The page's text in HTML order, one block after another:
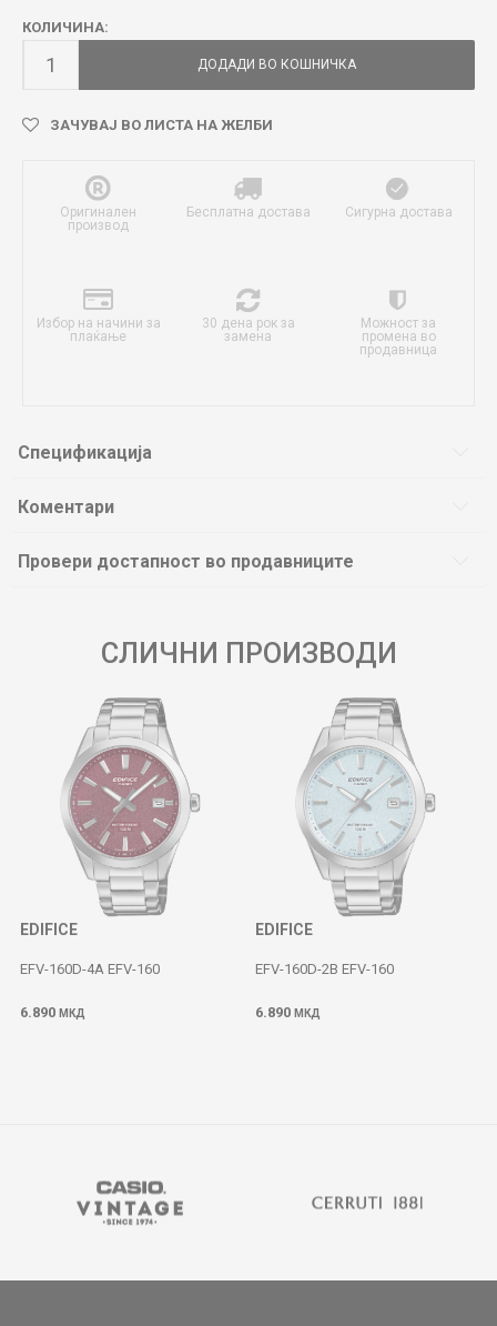
КОЛИЧИНА:
ДОДАДИ ВО КОШНИЧКА
ЗАЧУВАЈ ВО ЛИСТА НА ЖЕЛБИ
Оригинален
производ
Бесплатна достава Сигурна достава
Избор на начини за
плаќање
30 дена рок за
замена
Можност за
промена во
продавница
Спецификација
Коментари
Провери достапност во продавниците
СЛИЧНИ ПРОИЗВОДИ
EDIFICE
EFV-160D-4A EFV-160
6.890 МКД
EDIFICE
EFV-160D-2B EFV-160
6.890 МКД